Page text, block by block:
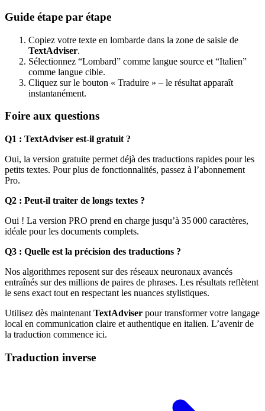
Guide étape par étape
Copiez votre texte en lombarde dans la zone de saisie de
TextAdviser.
Sélectionnez “Lombard” comme langue source et “Italien”
comme langue cible.
Cliquez sur le bouton « Traduire » – le résultat apparaît
instantanément.
Foire aux questions
Q1 : TextAdviser est-il gratuit ?
Oui, la version gratuite permet déjà des traductions rapides pour les
petits textes. Pour plus de fonctionnalités, passez à l’abonnement
Pro.
Q2 : Peut-il traiter de longs textes ?
Oui ! La version PRO prend en charge jusqu’à 35 000 caractères,
idéale pour les documents complets.
Q3 : Quelle est la précision des traductions ?
Nos algorithmes reposent sur des réseaux neuronaux avancés
entraînés sur des millions de paires de phrases. Les résultats reflètent
le sens exact tout en respectant les nuances stylistiques.
Utilisez dès maintenant TextAdviser pour transformer votre langage
local en communication claire et authentique en italien. L’avenir de
la traduction commence ici.
Traduction inverse